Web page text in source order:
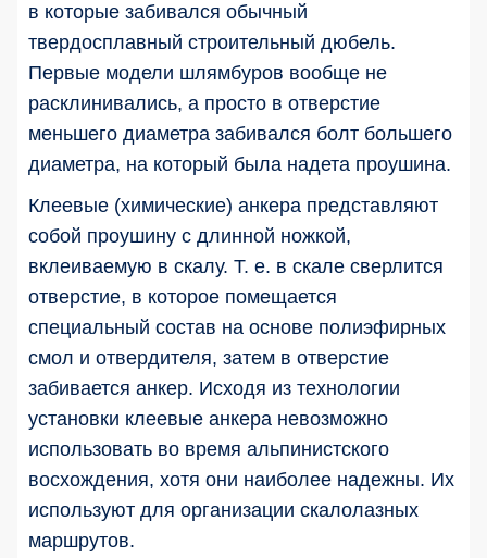
в которые забивался обычный
твердосплавный строительный дюбель.
Первые модели шлямбуров вообще не
расклинивались, а просто в отверстие
меньшего диаметра забивался болт большего
диаметра, на который была надета проушина.
Клеевые (химические) анкера представляют
собой проушину с длинной ножкой,
вклеиваемую в скалу. Т. е. в скале сверлится
отверстие, в которое помещается
специальный состав на основе полиэфирных
смол и отвердителя, затем в отверстие
забивается анкер. Исходя из технологии
установки клеевые анкера невозможно
использовать во время альпинистского
восхождения, хотя они наиболее надежны. Их
используют для организации скалолазных
маршрутов.